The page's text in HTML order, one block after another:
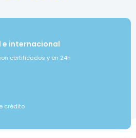
e internacional
certificados y en 24h
crédito